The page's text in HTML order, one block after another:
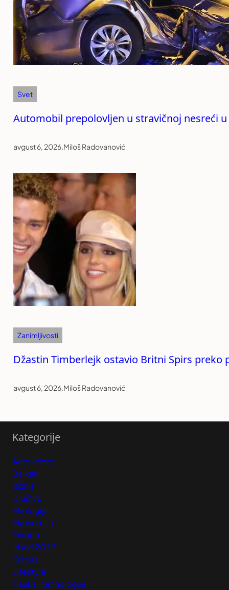
Svet
Automobil prepolovljen u stravičnoj nesreći
avgust 6, 2026.Miloš Radovanović
Zanimljivosti
Džastin Timberlejk ostavio Britni Spirs preko
avgust 6, 2026.Miloš Radovanović
Kategorije
Auto-Moto
Balkan
Biznis
Društvo
Ekologija
Ekonomija
Evropa
Izbori 2023
Kultura
Lifestyle
Nauka i tehnologija